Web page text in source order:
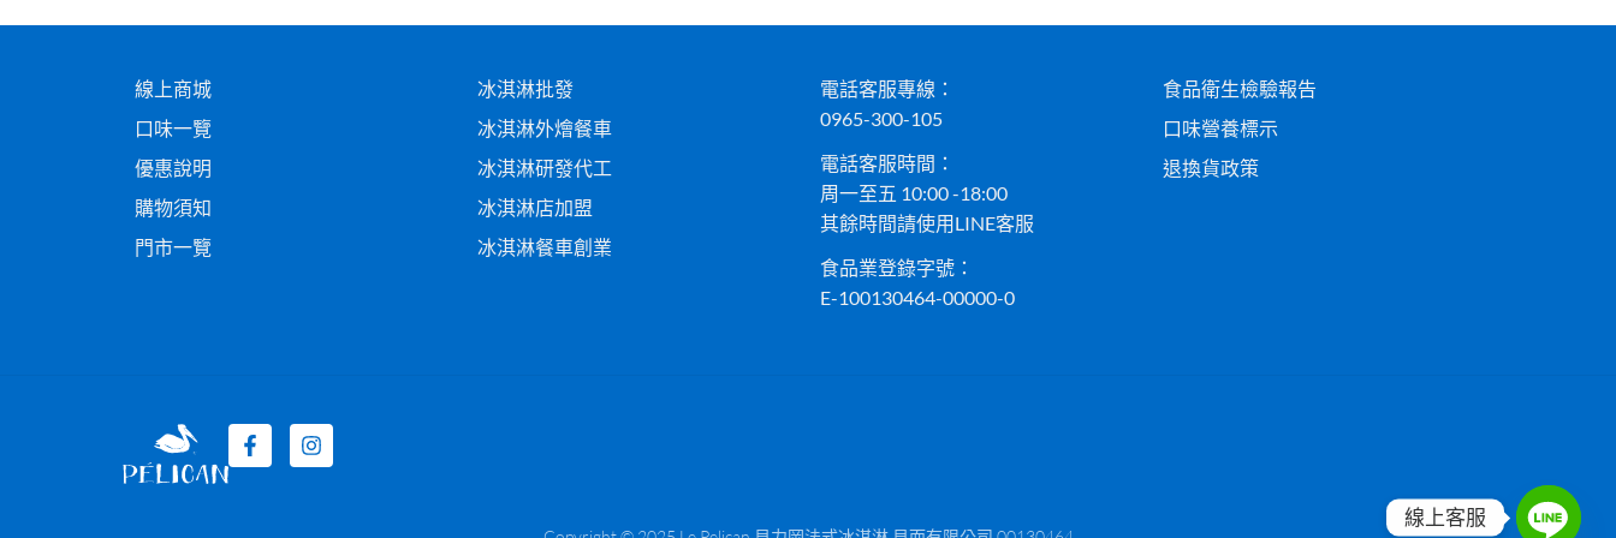
線上商城
口味一覽
優惠說明
購物須知
門市一覽
冰淇淋批發
冰淇淋外燴餐車
冰淇淋研發代工
冰淇淋店加盟
冰淇淋餐車創業
電話客服專線：
0965-300-105
電話客服時間：
周一至五 10:00 -18:00
其餘時間請使用LINE客服
食品業登錄字號：
E-100130464-00000-0
食品衛生檢驗報告
口味營養標示
退換貨政策
線上客服